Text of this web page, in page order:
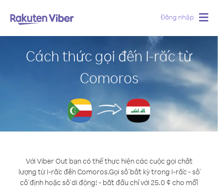
Đăng nhập
Cách thức gọi đến I-rắc từ
Comoros
Với Viber Out bạn có thể thực hiện các cuộc gọi chất
lượng từ I-rắc đến Comoros.Gọi số bất kỳ trong I-rắc - số
cố định hoặc số di động! - bắt đầu chỉ với 25.0 ¢ cho mỗi